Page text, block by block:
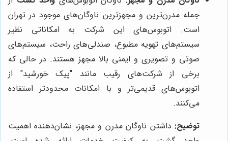
جمله مدرن‌ترین و مجهزترین ناوگان‌های موجود در تهران
است. اتوبوس‌های این شرکت به امکاناتی نظیر
سیستم‌های تهویه مطبوع، صندلی‌های راحت، سیستم‌های
صوتی و تصویری و ایمنی بالا مجهز هستند. در حالی که
برخی از شرکت‌های رقیب مانند "پیک خورشید" از
اتوبوس‌های قدیمی‌تر و با امکانات محدودتر استفاده
می‌کنند.
توضیح: داشتن ناوگان مدرن و مجهز، نشان‌دهنده اهمیت